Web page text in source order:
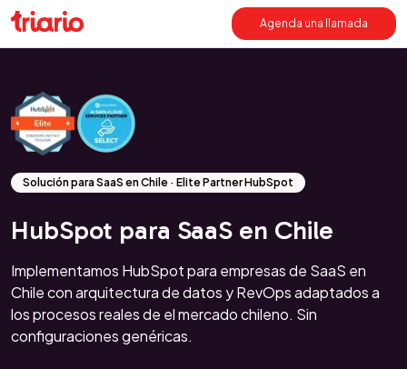
Agenda una llamada
Solución para SaaS en Chile · Elite Partner HubSpot
HubSpot para SaaS en Chile
Implementamos HubSpot para empresas de SaaS en
Chile con arquitectura de datos y RevOps adaptados a
los procesos reales de el mercado chileno. Sin
configuraciones genéricas.